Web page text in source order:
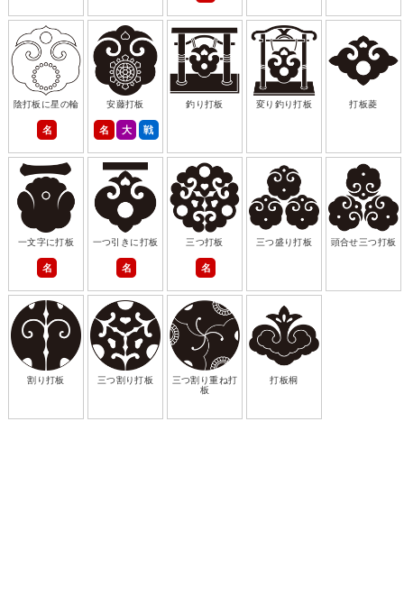
陰打板に星の輪
名
安藤打板
名 大 戦
釣り打板 変り釣り打板 打板菱
一文字に打板
名
一つ引きに打板
名
三つ打板
名
三つ盛り打板 頭合せ三つ打板
割り打板 三つ割り打板
三つ割り重ね打
板
打板桐